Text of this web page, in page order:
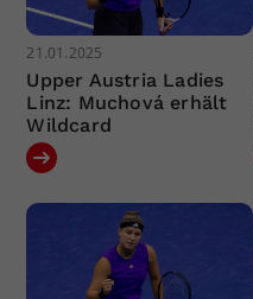
21.01.2025
Upper Austria Ladies
Linz: Muchová erhält
Wildcard